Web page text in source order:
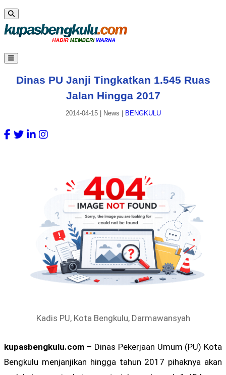
Dinas PU Janji Tingkatkan 1.545 Ruas
Jalan Hingga 2017
2014-04-15| News BENGKULU
Kadis PU, Kota Bengkulu, Darmawansyah
kupasbengkulu.com – Dinas Pekerjaan Umum (PU) Kota
Bengkulu menjanjikan hingga tahun 2017 pihaknya akan